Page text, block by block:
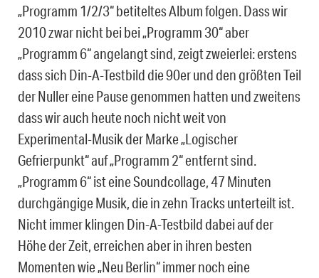
„Programm 1/2/3“ betiteltes Album folgen. Dass wir
2010 zwar nicht bei bei „Programm 30“ aber
„Programm 6“ angelangt sind, zeigt zweierlei: erstens
dass sich Din-A-Testbild die 90er und den größten Teil
der Nuller eine Pause genommen hatten und zweitens
dass wir auch heute noch nicht weit von
Experimental-Musik der Marke „Logischer
Gefrierpunkt“ auf „Programm 2“ entfernt sind.
„Programm 6“ ist eine Soundcollage, 47 Minuten
durchgängige Musik, die in zehn Tracks unterteilt ist.
Nicht immer klingen Din-A-Testbild dabei auf der
Höhe der Zeit, erreichen aber in ihren besten
Momenten wie „Neu Berlin“ immer noch eine